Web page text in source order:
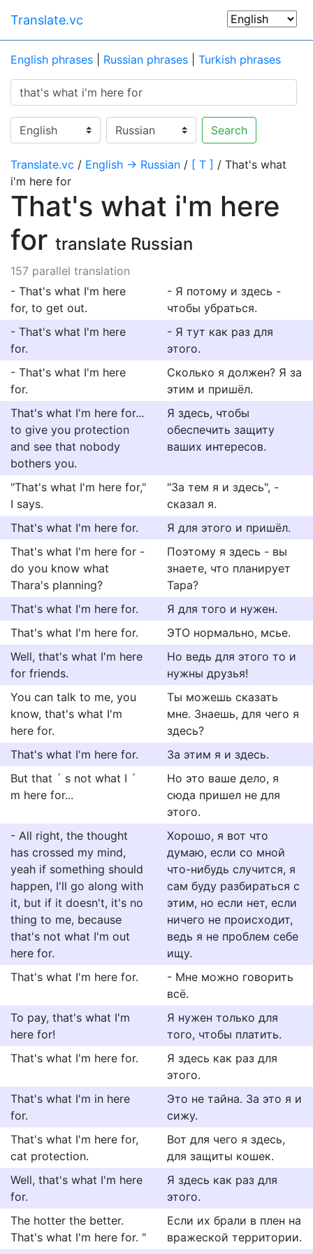
Translate.vc
English phrases Russian phrases Turkish phrases
Search
Translate.vc / English → Russian / [ T ] / That's what
i'm here for
That's what i'm here
for translate Russian
157 parallel translation
- That's what I'm here
for, to get out.
- Я потому и здесь -
чтобы убраться.
- That's what I'm here
for.
- Я тут как раз для
этого.
- That's what I'm here
for.
Сколько я должен? Я за
этим и пришёл.
That's what I'm here for...
to give you protection
and see that nobody
bothers you.
Я здесь, чтобы
обеспечить защиту
ваших интересов.
"That's what I'm here for,"
I says.
"За тем я и здесь", -
сказал я.
That's what I'm here for.
Я для этого и пришёл.
That's what I'm here for -
do you know what
Thara's planning?
Поэтому я здесь - вы
знаете, что планирует
Тара?
That's what I'm here for.
Я для того и нужен.
That's what I'm here for.
ЭТО нормально, мсье.
Well, that's what I'm here
for friends.
Но ведь для этого то и
нужны друзья!
You can talk to me, you
know, that's what I'm
here for.
Ты можешь сказать
мне. Знаешь, для чего я
здесь?
That's what I'm here for.
За этим я и здесь.
But that ´ s not what I ´
m here for...
Но это ваше дело, я
сюда пришел не для
этого.
- All right, the thought
has crossed my mind,
yeah if something should
happen, I'll go along with
it, but if it doesn't, it's no
thing to me, because
that's not what I'm out
here for.
Хорошо, я вот что
думаю, если со мной
что-нибудь случится, я
сам буду разбираться с
этим, но если нет, если
ничего не происходит,
ведь я не проблем себе
ищу.
That's what I'm here for.
- Мне можно говорить
всё.
To pay, that's what I'm
here for!
Я нужен только для
того, чтобы платить.
That's what I'm here for.
Я здесь как раз для
этого.
That's what I'm in here
for.
Это не тайна. За это я и
сижу.
That's what I'm here for,
cat protection.
Вот для чего я здесь,
для защиты кошек.
Well, that's what I'm here
for.
Я здесь как раз для
этого.
The hotter the better.
That's what I'm here for. "
Если их брали в плен на
вражеской территории.